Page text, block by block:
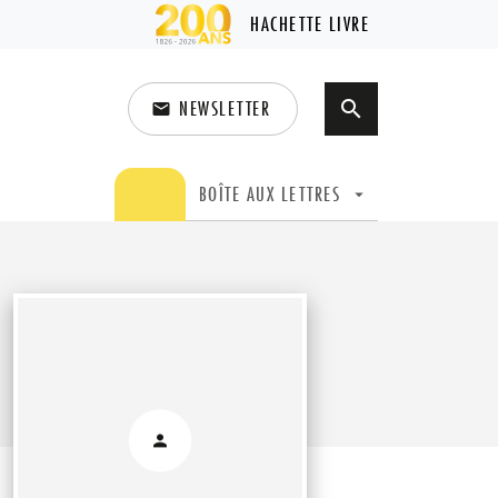
HACHETTE LIVRE
email NEWSLETTER search
BOÎTE AUX LETTRES arrow_drop_down